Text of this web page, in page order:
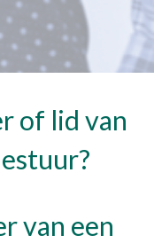
of lid van
van een